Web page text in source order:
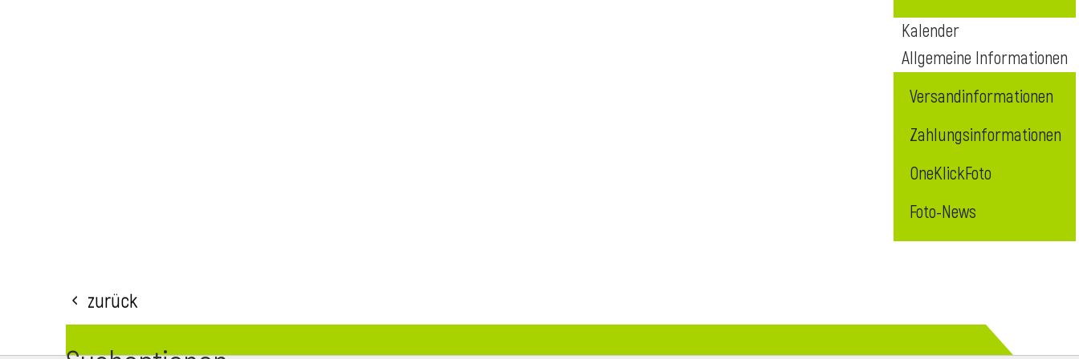
Kalender
Allgemeine Informationen
Versandinformationen
Zahlungsinformationen
OneKlickFoto
Foto-News
Zurück